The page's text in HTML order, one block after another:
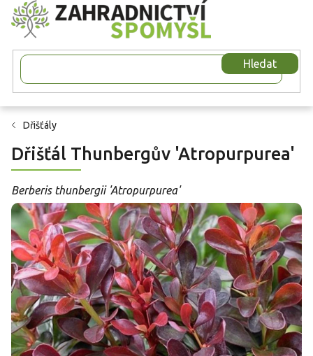
Přejít
na
obsah
Hledat
Dřišťály
Dřišťál Thunbergův 'Atropurpurea'
Berberis thunbergii 'Atropurpurea'